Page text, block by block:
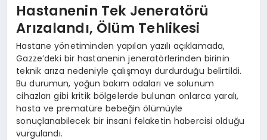
Hastanenin Tek Jeneratörü
Arızalandı, Ölüm Tehlikesi
Hastane yönetiminden yapılan yazılı açıklamada,
Gazze’deki bir hastanenin jeneratörlerinden birinin
teknik arıza nedeniyle çalışmayı durdurduğu belirtildi.
Bu durumun, yoğun bakım odaları ve solunum
cihazları gibi kritik bölgelerde bulunan onlarca yaralı,
hasta ve prematüre bebeğin ölümüyle
sonuçlanabilecek bir insani felaketin habercisi olduğu
vurgulandı.